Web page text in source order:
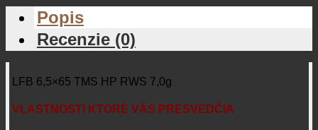
Popis
Recenzie (0)
LFB 6,5×65 TMS HP RWS 7,0g
VLASTNOSTI KTORÉ VÁS PRESVEDČIA